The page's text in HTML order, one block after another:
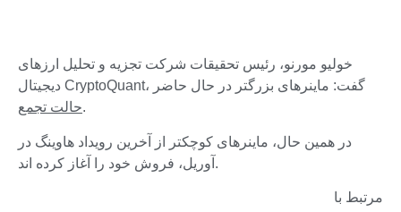
خولیو مورنو، رئیس تحقیقات شرکت تجزیه و تحلیل ارزهای
دیجیتال CryptoQuant، گفت: ماینرهای بزرگتر در حال حاضر
حالت تجمع.
در همین حال، ماینرهای کوچکتر از آخرین رویداد هاوینگ در
آوریل، فروش خود را آغاز کرده اند.
مرتبط با